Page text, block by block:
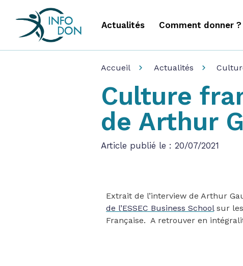
Actualités Comment donner ?
Accueil Actualités
Culture
de Arthur
Article publié le : 20/07/2021
Extrait de l’interview de Arthur
de l’ESSEC Business Schoolsur
Française. A retrouver en